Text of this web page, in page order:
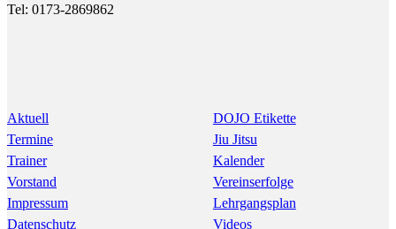
Tel: 0173-2869862
Aktuell
Termine
Trainer
Vorstand
Impressum
Datenschutz
DOJO Etikette
Jiu Jitsu
Kalender
Vereinserfolge
Lehrgangsplan
Videos